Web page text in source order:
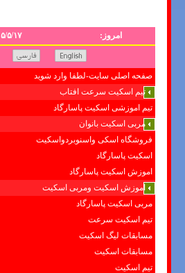
امروز: ۱۴۰۵/
صفحه اصلی سایت-لطفا وارد شوید
تیم اسکیت سرعت افتاب
تیم اموزشی اسکیت پاسارگاد
مربی اسکیت بانوان
فروشگاه اسکی واسنوبردواسکیت
اسکیت پاسارگاد
اموزش اسکیت پاسارگاد
اموزش اسکیت ومربی اسکیت
مربی اسکیت پاسارگاد
تیم اسکیت سرعت
مسابقات لیگ اسکیت
مسابقات اسکیت
تیم اسکیت